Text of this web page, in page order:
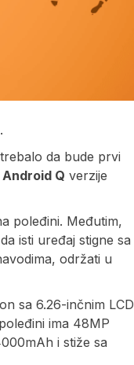
da bude prvi
Android Q verzije
poleđini. Međutim,
isti uređaj stigne sa
održati u
sa 6.26-inčnim LCD
ima 48MP
i stiže sa